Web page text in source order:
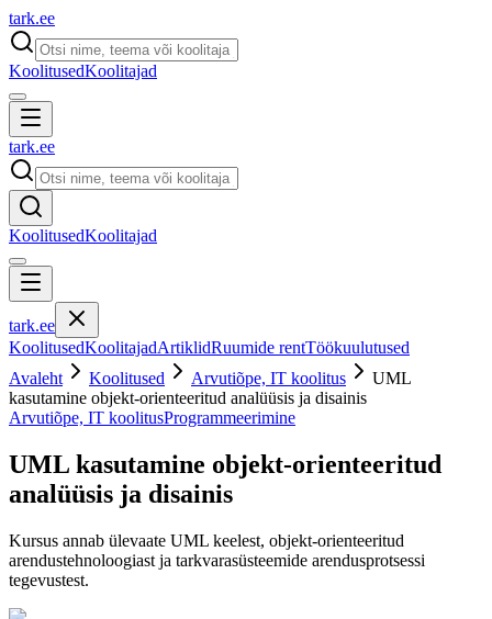
tark.ee
KoolitusedKoolitajad
tark.ee
KoolitusedKoolitajad
tark.ee
KoolitusedKoolitajadArtiklidRuumide rentTöökuulutused
Avaleht
Koolitused Arvutiõpe, IT koolitus
UML
kasutamine objekt-orienteeritud analüüsis ja disainis
Arvutiõpe, IT koolitusProgrammeerimine
UML kasutamine objekt-orienteeritud
analüüsis ja disainis
Kursus annab ülevaate UML keelest, objekt-orienteeritud
arendustehnoloogiast ja tarkvarasüsteemide arendusprotsessi
tegevustest.